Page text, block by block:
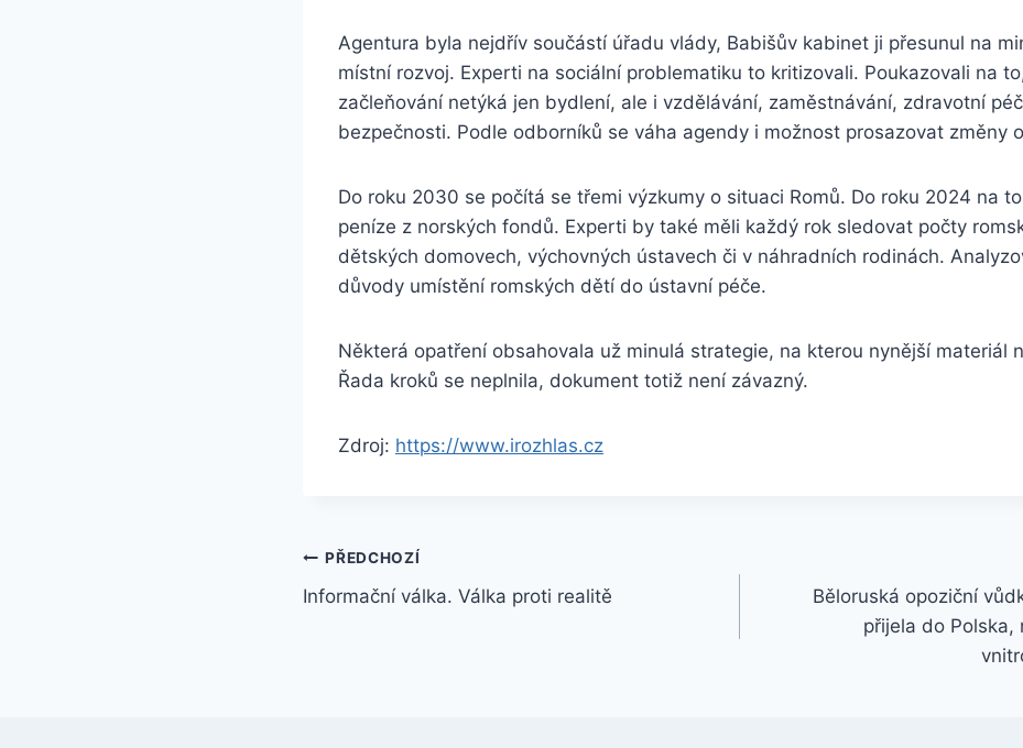
Agentura byla nejdřív součástí úřadu vlády, Babišův kabinet ji přesunul na
místní rozvoj. Experti na sociální problematiku to kritizovali. Poukazovali na
začleňování netýká jen bydlení, ale i vzdělávání, zaměstnávání, zdravotní
bezpečnosti. Podle odborníků se váha agendy i možnost prosazovat změny
Do roku 2030 se počítá se třemi výzkumy o situaci Romů. Do roku 2024 na
peníze z norských fondů. Experti by také měli každý rok sledovat počty
dětských domovech, výchovných ústavech či v náhradních rodinách.
důvody umístění romských dětí do ústavní péče.
Některá opatření obsahovala už minulá strategie, na kterou nynější materiál
Řada kroků se neplnila, dokument totiž není závazný.
Zdroj: https://www.irozhlas.cz
Navigace
pro
PŘEDCHOZÍ
Informační válka. Válka proti realitě
Běloruská opoziční
přijela do Polska,